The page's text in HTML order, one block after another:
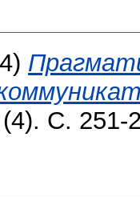
С. 251-